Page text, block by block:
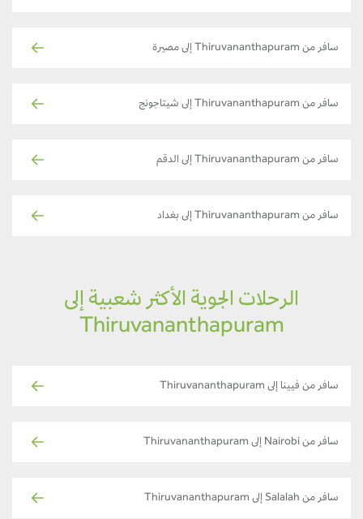
سافر من Thiruvananthapuram إلى مصيرة
سافر من Thiruvananthapuram إلى شيتاجونج
سافر من Thiruvananthapuram إلى الدقم
سافر من Thiruvananthapuram إلى بغداد
الرحلات الجوية الأكثر شعبية إلى
Thiruvananthapuram
سافر من فيينا إلى Thiruvananthapuram
سافر من Nairobi إلى Thiruvananthapuram
سافر من Salalah إلى Thiruvananthapuram